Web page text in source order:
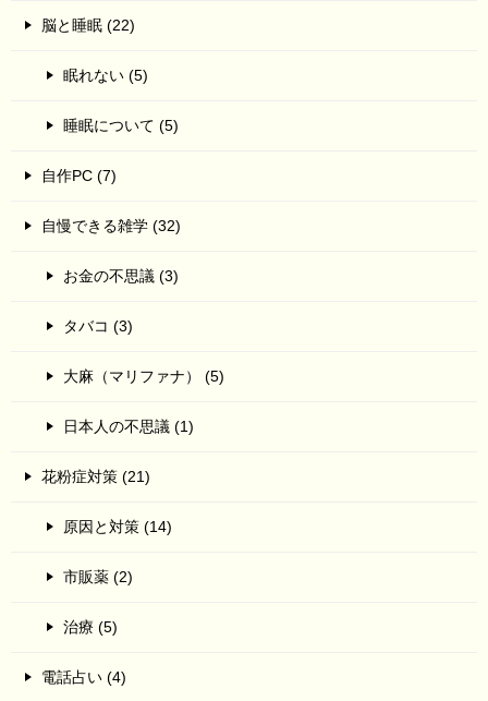
脳と睡眠 (22)
眠れない (5)
睡眠について (5)
自作PC (7)
自慢できる雑学 (32)
お金の不思議 (3)
タバコ (3)
大麻（マリファナ） (5)
日本人の不思議 (1)
花粉症対策 (21)
原因と対策 (14)
市販薬 (2)
治療 (5)
電話占い (4)